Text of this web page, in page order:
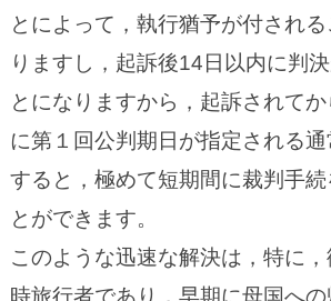
とによって，執行猶予が付され
りますし，起訴後14日以内に判
とになりますから，起訴されて
に第１回公判期日が指定される
すると，極めて短期間に裁判手続
とができます。
このような迅速な解決は，特に
時旅行者であり，早期に母国へ